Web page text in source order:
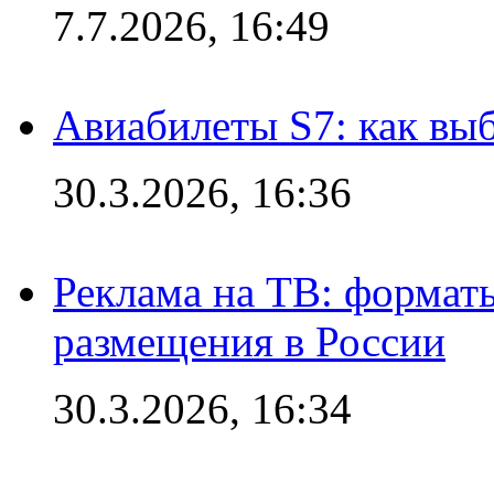
7.7.2026, 16:49
Авиабилеты S7: как
30.3.2026, 16:36
Реклама на ТВ:
размещения в России
30.3.2026, 16:34